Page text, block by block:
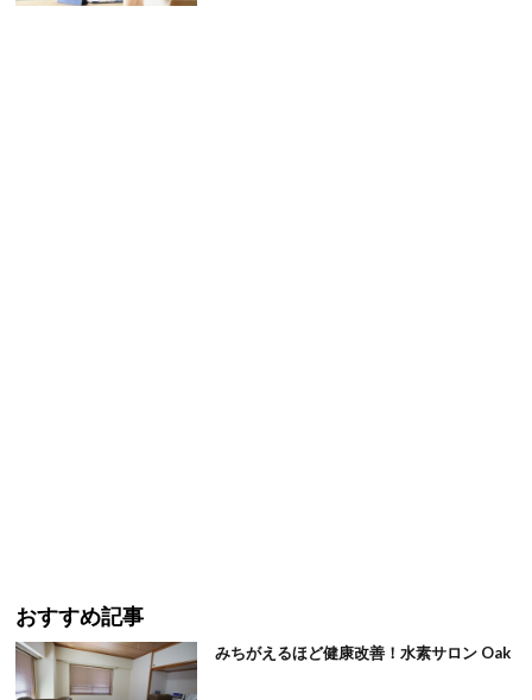
おすすめ記事
みちがえるほど健康改善！水素サロン Oak